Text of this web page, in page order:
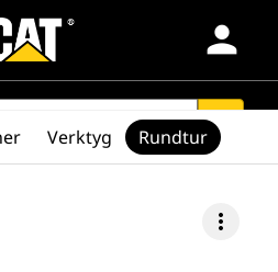
person
search
more_vert
Verktyg Rundtur